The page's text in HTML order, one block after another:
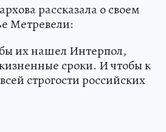
рассказала о своем
Метревели:
их нашел Интерпол,
сроки. И чтобы к
строгости российских